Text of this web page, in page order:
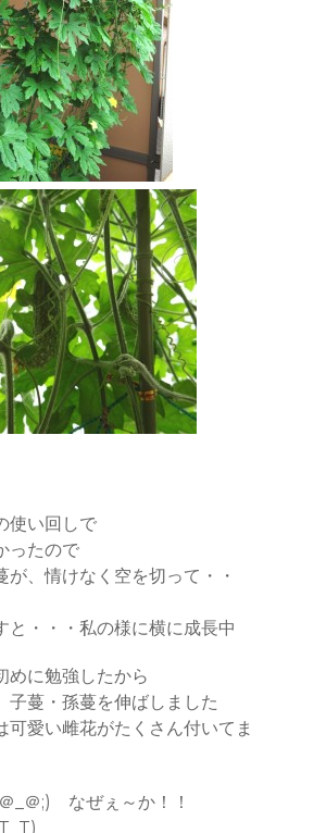
使い回しで
ったので
が、情けなく空を切って・・
と・・・私の様に横に成長中
めに勉強したから
子蔓・孫蔓を伸ばしました
可愛い雌花がたくさん付いてま
_＠;) なぜぇ～か！！